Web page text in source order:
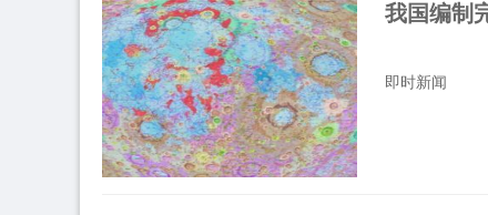
我国编制
即时新闻